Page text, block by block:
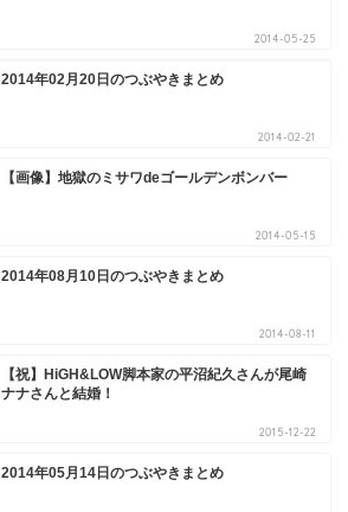
2014-05-25
2014年02月20日のつぶやきまとめ
2014-02-21
【画像】地獄のミサワdeゴールデンボンバー
2014-05-15
2014年08月10日のつぶやきまとめ
2014-08-11
【祝】HiGH&LOW脚本家の平沼紀久さんが尾崎
ナナさんと結婚！
2015-12-22
2014年05月14日のつぶやきまとめ